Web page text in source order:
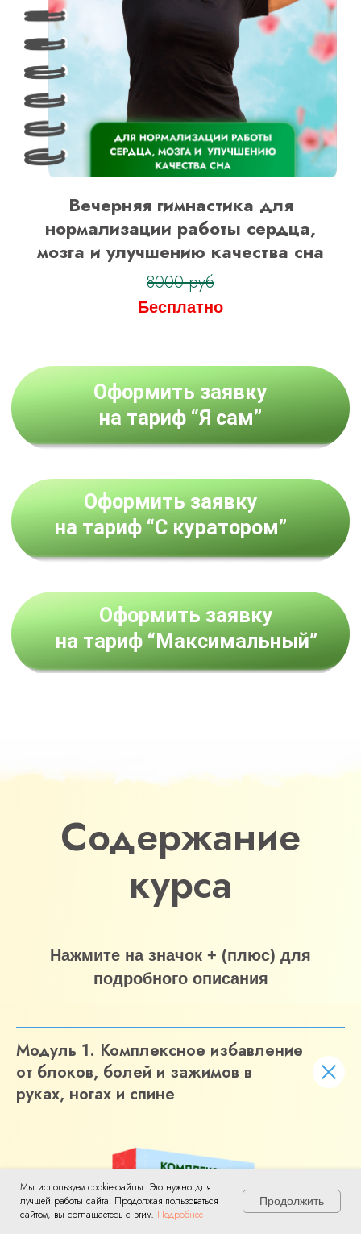
Вечерняя гимнастика для
нормализации работы сердца,
мозга и улучшению качества сна
8000 руб
Бесплатно
Содержание
курса
Нажмите на значок + (плюс) для
подробного описания
Модуль 1. Комплексное избавление
от блоков, болей и зажимов в
руках, ногах и спине
Мы используем cookie-файлы. Это нужно для
лучшей работы сайта. Продолжая пользоваться
сайтом, вы соглашаетесь с этим. Подробнее
Продолжить